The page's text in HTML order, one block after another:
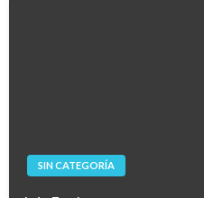
SIN CATEGORÍA